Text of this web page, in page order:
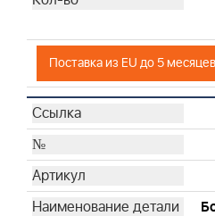
Поставка из EU до 5